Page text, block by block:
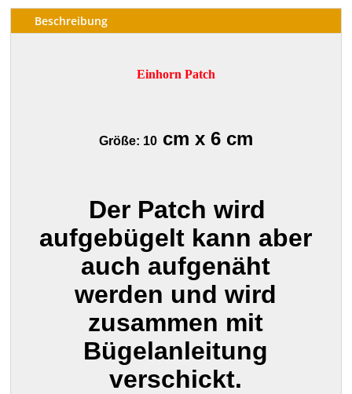
Beschreibung
Einhorn Patch
Größe: 10cm x 6 cm
Der Patch wird
aufgebügelt kann aber
auch aufgenäht
werden und wird
zusammen mit
Bügelanleitung
verschickt.